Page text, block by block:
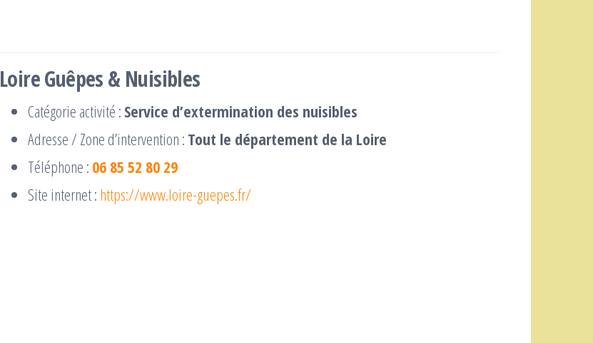
Loire Guêpes & Nuisibles
Catégorie activité : Service d’extermination des nuisibles
Adresse / Zone d’intervention : Tout le département de la Loire
Téléphone : 06 85 52 80 29
Site internet : https://www.loire-guepes.fr/